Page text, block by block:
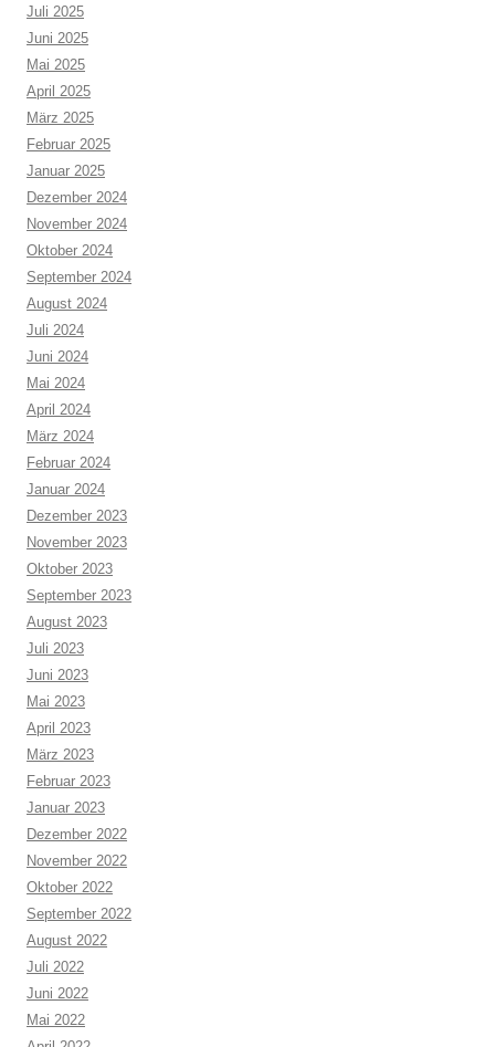
Juli 2025
Juni 2025
Mai 2025
April 2025
März 2025
Februar 2025
Januar 2025
Dezember 2024
November 2024
Oktober 2024
September 2024
August 2024
Juli 2024
Juni 2024
Mai 2024
April 2024
März 2024
Februar 2024
Januar 2024
Dezember 2023
November 2023
Oktober 2023
September 2023
August 2023
Juli 2023
Juni 2023
Mai 2023
April 2023
März 2023
Februar 2023
Januar 2023
Dezember 2022
November 2022
Oktober 2022
September 2022
August 2022
Juli 2022
Juni 2022
Mai 2022